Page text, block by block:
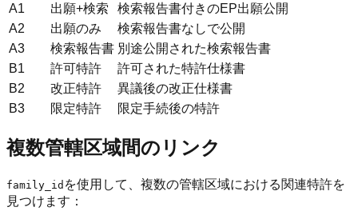
A1
出願+検索
検索報告書付きのEP出願公開
A2
出願のみ
検索報告書なしで公開
A3
検索報告書 別途公開された検索報告書
B1
許可特許
許可された特許仕様書
B2
改正特許
異議後の改正仕様書
B3
限定特許 限定手続後の特許
複数管轄区域間のリンク
family_id を使用して、複数の管轄区域における関連特許を
見つけます：